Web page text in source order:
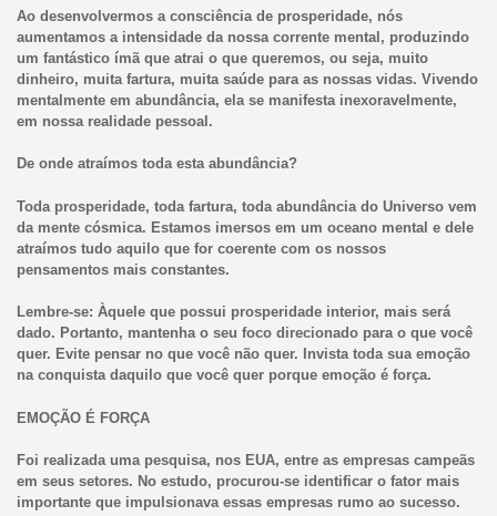
Ao desenvolvermos a consciência de prosperidade, nós
aumentamos a intensidade da nossa corrente mental, produzindo
um fantástico ímã que atrai o que queremos, ou seja, muito
dinheiro, muita fartura, muita saúde para as nossas vidas. Vivendo
mentalmente em abundância, ela se manifesta inexoravelmente,
em nossa realidade pessoal.
De onde atraímos toda esta abundância?
Toda prosperidade, toda fartura, toda abundância do Universo vem
da mente cósmica. Estamos imersos em um oceano mental e dele
atraímos tudo aquilo que for coerente com os nossos
pensamentos mais constantes.
Lembre-se: Àquele que possui prosperidade interior, mais será
dado. Portanto, mantenha o seu foco direcionado para o que você
quer. Evite pensar no que você não quer. Invista toda sua emoção
na conquista daquilo que você quer porque emoção é força.
EMOÇÃO É FORÇA
Foi realizada uma pesquisa, nos EUA, entre as empresas campeãs
em seus setores. No estudo, procurou-se identificar o fator mais
importante que impulsionava essas empresas rumo ao sucesso.